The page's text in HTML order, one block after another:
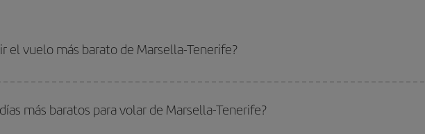
el vuelo más barato de Marsella-Tenerife?
y vuelta.más baratos para volar de Marsella-Tenerife?